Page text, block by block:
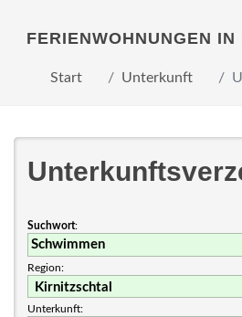
FERIENWOHNUNGEN
Start Unterkunft
Suchwort:
Region:
Unterkunft: